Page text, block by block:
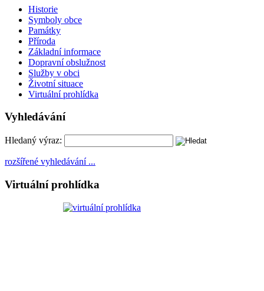
Historie
Symboly obce
Památky
Příroda
Základní informace
Dopravní obslužnost
Služby v obci
Životní situace
Virtuální prohlídka
Vyhledávání
Hledaný výraz:
rozšířené vyhledávání ...
Virtuální prohlídka